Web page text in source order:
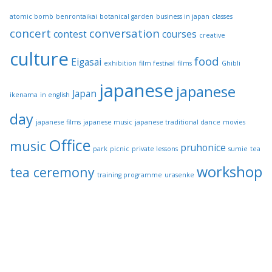
atomic bomb benrontaikai botanical garden business in japan classes
concert contest conversation courses creative
culture Eigasai exhibition film festival films food Ghibli
ikenama in english Japan japanese japanese
day japanese films japanese music japanese traditional dance movies
music Office park picnic private lessons pruhonice sumie tea
tea ceremony training programme urasenke workshop